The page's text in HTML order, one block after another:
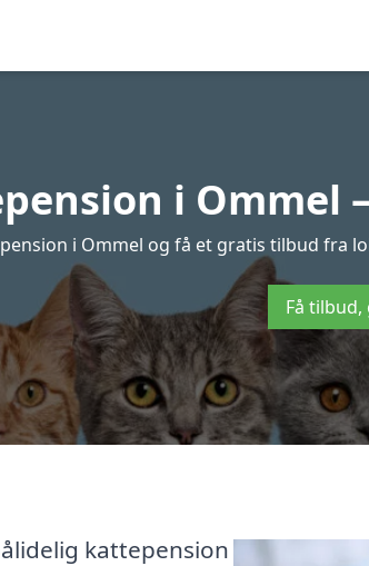
i Ommel
i Ommel og få et gratis tilbud fra
Få
kattepension